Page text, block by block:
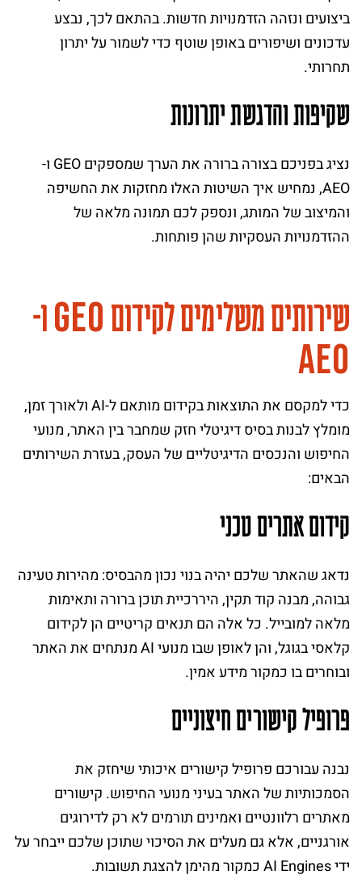
ביצועים ונזהה הזדמנויות חדשות. בהתאם לכך, נבצע
עדכונים ושיפורים באופן שוטף כדי לשמור על יתרון
תחרותי.
שקיפות והדגשת יתרונות
נציג בפניכם בצורה ברורה את הערך שמספקים GEO ו-
AEO, נמחיש איך השיטות האלו מחזקות את החשיפה
והמיצוב של המותג, ונספק לכם תמונה מלאה של
ההזדמנויות העסקיות שהן פותחות.
שירותים משלימים לקידום GEO ו-
AEO
כדי למקסם את התוצאות בקידום מותאם ל-AI ולאורך זמן,
מומלץ לבנות בסיס דיגיטלי חזק שמחבר בין האתר, מנועי
החיפוש והנכסים הדיגיטליים של העסק, בעזרת השירותים
הבאים:
קידום אתרים טכני
נדאג שהאתר שלכם יהיה בנוי נכון מהבסיס: מהירות טעינה
גבוהה, מבנה קוד תקין, היררכיית תוכן ברורה ותאימות
מלאה למובייל. כל אלה הם תנאים קריטיים הן לקידום
קלאסי בגוגל, והן לאופן שבו מנועי AI מנתחים את האתר
ובוחרים בו כמקור מידע אמין.
פרופיל קישורים חיצוניים
נבנה עבורכם פרופיל קישורים איכותי שיחזק את
הסמכותיות של האתר בעיני מנועי החיפוש. קישורים
מאתרים רלוונטיים ואמינים תורמים לא רק לדירוגים
אורגניים, אלא גם מעלים את הסיכוי שתוכן שלכם ייבחר על
ידי AI Engines כמקור מהימן להצגת תשובות.